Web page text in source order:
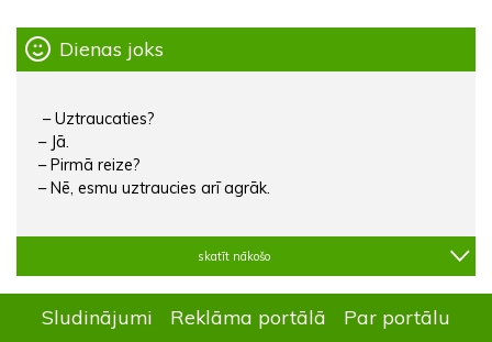
Dienas joks
– Uztraucaties?
– Jā.
– Pirmā reize?
– Nē, esmu uztraucies arī agrāk.
skatīt nākošo
Sludinājumi Reklāma portālā Par portālu